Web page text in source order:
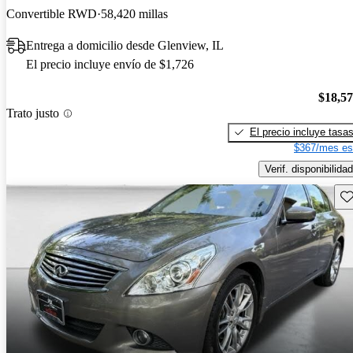
Convertible RWD 58,420 millas
Entrega a domicilio desde Glenview, IL
El precio incluye envío de $1,726
Trato justo
El precio incluye tasas
$367/mes
Verif. disponibilidad